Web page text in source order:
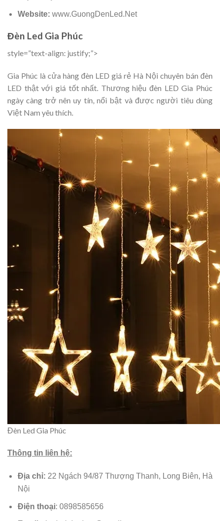
Website: www.GuongDenLed.Net
Đèn Led Gia Phúc
style=”text-align: justify;”>
Gia Phúc là cửa hàng đèn LED giá rẻ Hà Nội chuyên bán đèn
LED thật với giá tốt nhất. Thương hiệu đèn LED Gia Phúc
ngày càng trở nên uy tín, nổi bật và được người tiêu dùng
Việt Nam yêu thích.
Đèn Led Gia Phúc
Thông tin liên hệ:
Địa chỉ: 22 Ngách 94/87 Thượng Thanh, Long Biên, Hà
Nội
Điện thoại: 0898585656